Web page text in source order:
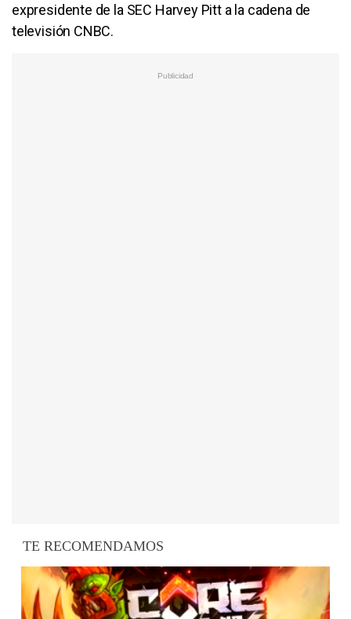
expresidente de la SEC Harvey Pitt a la cadena de
televisión CNBC.
TE RECOMENDAMOS